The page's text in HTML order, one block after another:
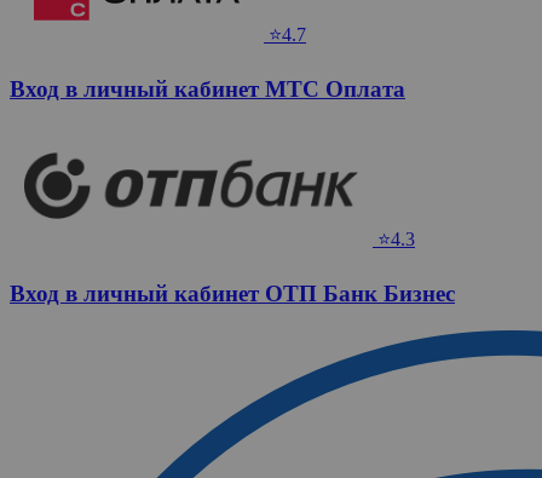
⭐4.7
Вход в личный кабинет МТС Оплата
⭐4.3
Вход в личный кабинет ОТП Банк Бизнес